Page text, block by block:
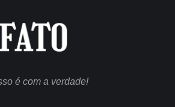
é com a verdade!